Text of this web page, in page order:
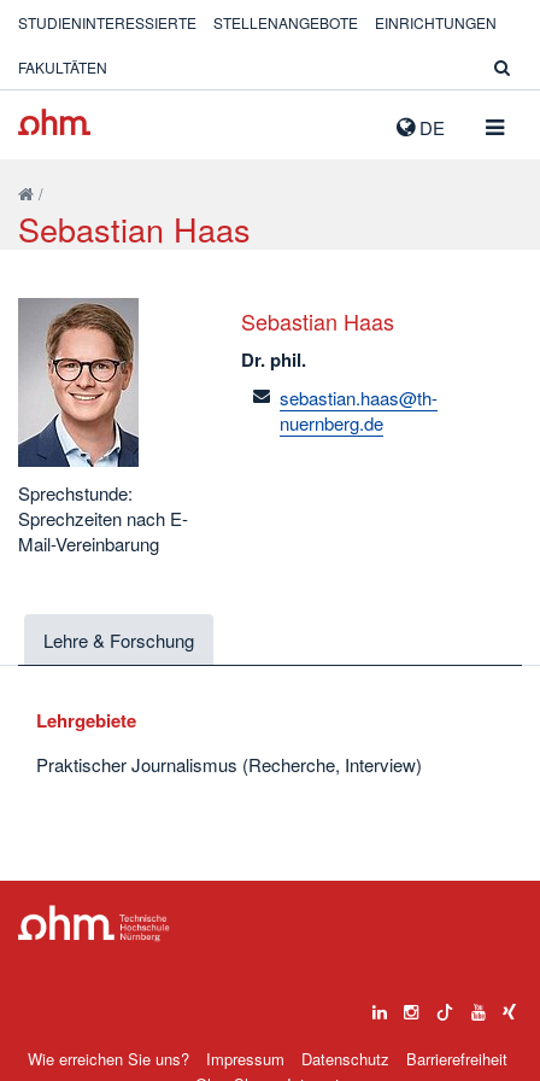
DE
STUDIENINTERESSIERTE STELLENANGEBOTE EINRICHTUNGEN
FAKULTÄTEN
/
Sebastian Haas
Sprechstunde:
Sprechzeiten nach E-
Mail-Vereinbarung
Sebastian Haas
Dr. phil.
email
sebastian.haas@th-
nuernberg.de
Lehre & Forschung
Lehrgebiete
Praktischer Journalismus (Recherche, Interview)
Wie erreichen Sie uns? Impressum Datenschutz
Barrierefreiheit